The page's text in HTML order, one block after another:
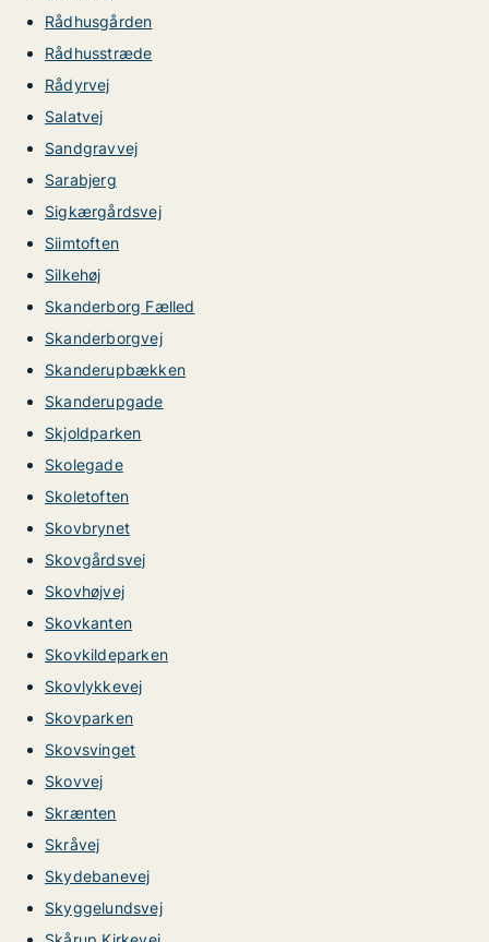
Rådhusgården
Rådhusstræde
Rådyrvej
Salatvej
Sandgravvej
Sarabjerg
Sigkærgårdsvej
Siimtoften
Silkehøj
Skanderborg Fælled
Skanderborgvej
Skanderupbækken
Skanderupgade
Skjoldparken
Skolegade
Skoletoften
Skovbrynet
Skovgårdsvej
Skovhøjvej
Skovkanten
Skovkildeparken
Skovlykkevej
Skovparken
Skovsvinget
Skovvej
Skrænten
Skråvej
Skydebanevej
Skyggelundsvej